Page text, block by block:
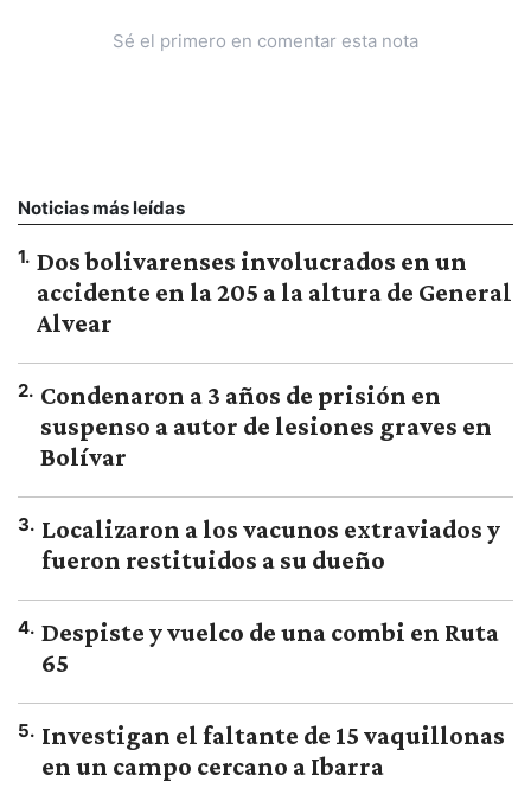
Sé el primero en comentar esta nota
Noticias más leídas
1. Dos bolivarenses involucrados en un
accidente en la 205 a la altura de General
Alvear
2. Condenaron a 3 años de prisión en
suspenso a autor de lesiones graves en
Bolívar
3. Localizaron a los vacunos extraviados y
fueron restituidos a su dueño
4. Despiste y vuelco de una combi en Ruta
65
5. Investigan el faltante de 15 vaquillonas
en un campo cercano a Ibarra